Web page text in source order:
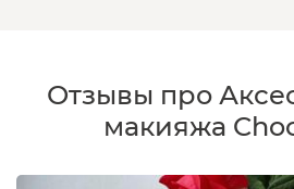
Отзывы про
макияжа